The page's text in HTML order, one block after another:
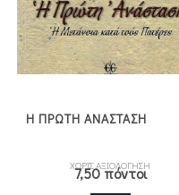
Η ΠΡΩΤΗ ΑΝΑΣΤΑΣΗ
ΧΩΡΙΣ ΑΞΙΟΛΟΓΗΣΗ
7,50 πόντοι